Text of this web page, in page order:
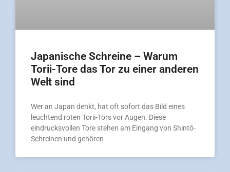
Japanische Schreine – Warum
Torii-Tore das Tor zu einer anderen
Welt sind
Wer an Japan denkt, hat oft sofort das Bild eines
leuchtend roten Torii-Tors vor Augen. Diese
eindrucksvollen Tore stehen am Eingang von Shintō-
Schreinen und gehören